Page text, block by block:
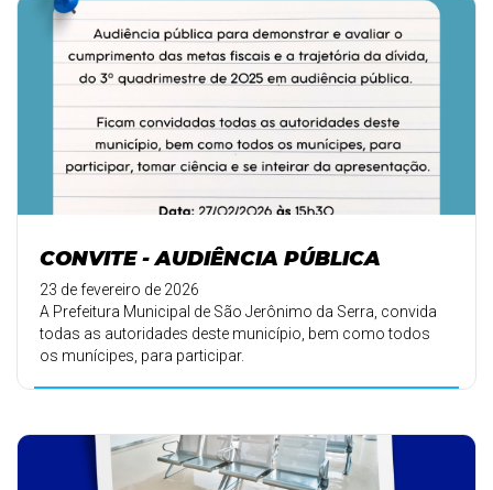
CONVITE - AUDIÊNCIA PÚBLICA
23 de fevereiro de 2026
A Prefeitura Municipal de São Jerônimo da Serra, convida
todas as autoridades deste município, bem como todos
os munícipes, para participar.